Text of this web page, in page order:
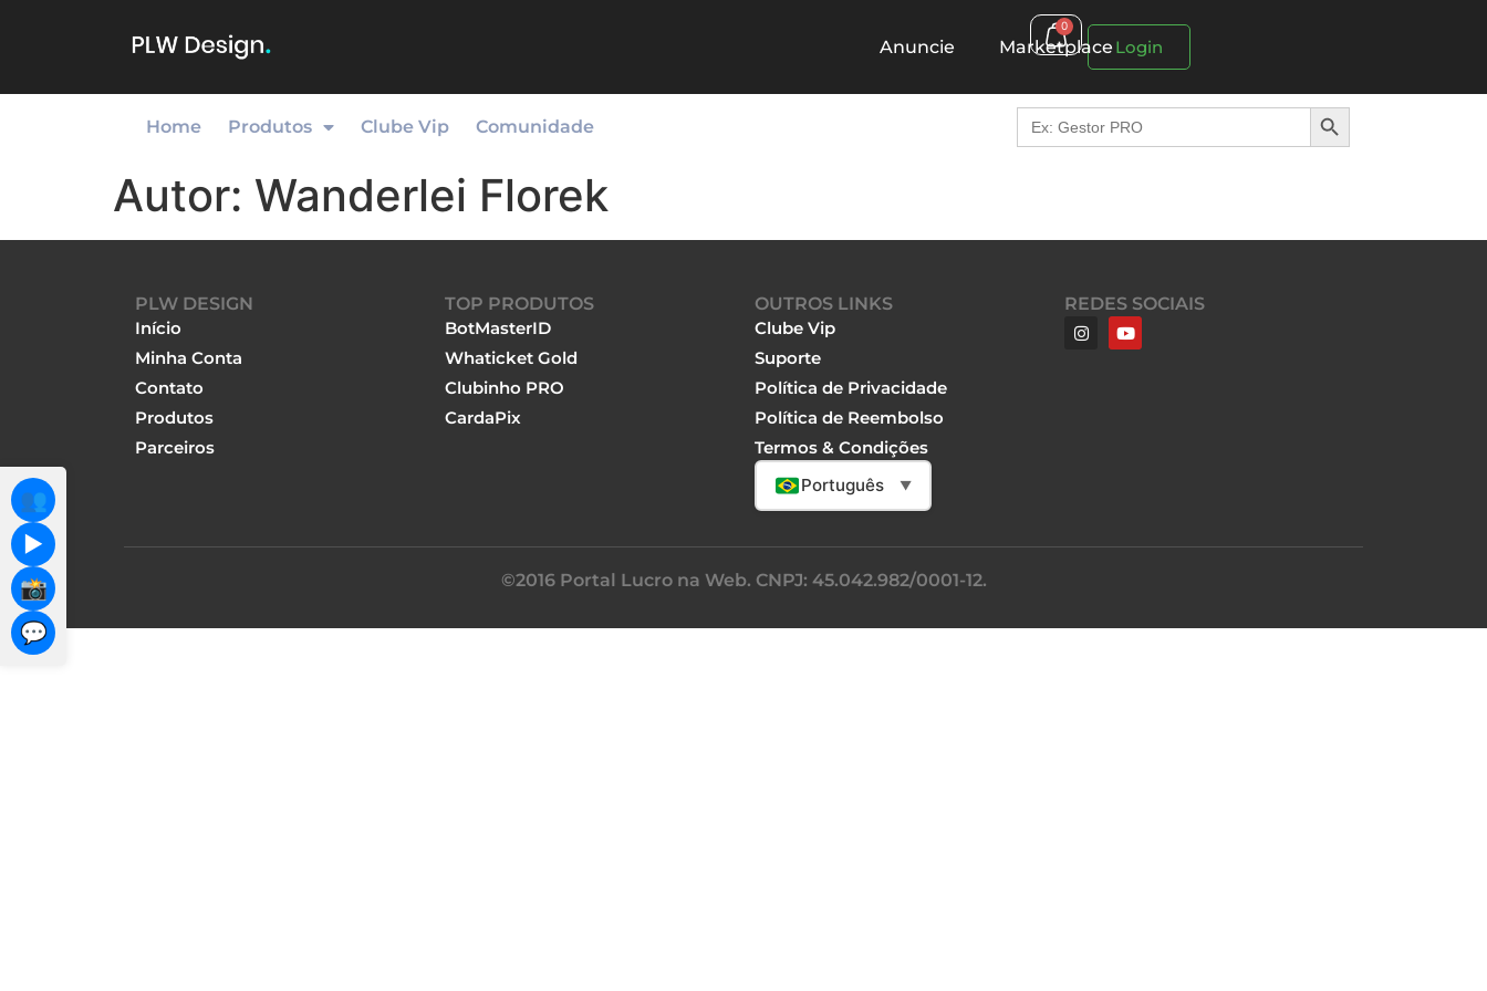
Anuncie Marketplace
0
Login
Home Produtos Clube Vip Comunidade
Search
for:
Search Button
Autor: Wanderlei Florek
PLW DESIGN
Início
Minha Conta
Contato
Produtos
Parceiros
TOP PRODUTOS
BotMasterID
Whaticket Gold
Clubinho PRO
CardaPix
👥
▶️
📸
💬
OUTROS LINKS
Clube Vip
Suporte
Política de Privacidade
Política de Reembolso
Termos & Condições
Português
▼
REDES SOCIAIS
©2016 Portal Lucro na Web. CNPJ: 45.042.982/0001-12.